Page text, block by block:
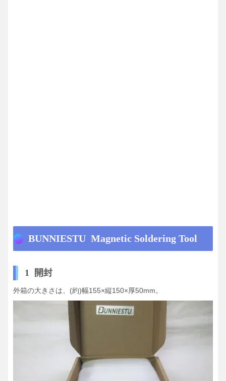
BUNNIESTU Magnetic Soldering Tool
1 開封
外箱の大きさは、(約)幅155×縦150×厚50mm。